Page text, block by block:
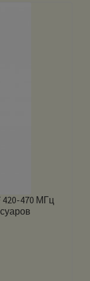
420-470 МГц